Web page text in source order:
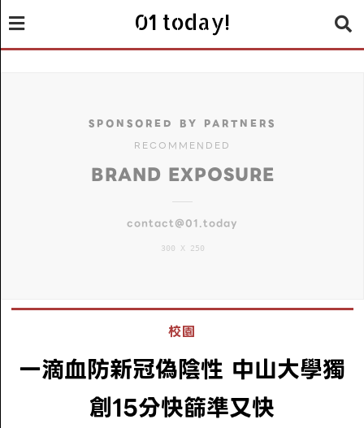
01 today!
SPONSORED BY PARTNERS
RECOMMENDED
BRAND EXPOSURE
contact@01.today
300 X 250
校園
一滴血防新冠偽陰性 中山大學獨
創15分快篩準又快